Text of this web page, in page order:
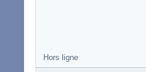
Hors ligne